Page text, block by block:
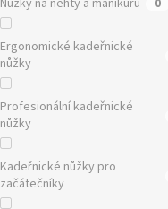
Nůžky na nehty a manikúru 0
Ergonomické kadeřnické
nůžky
Profesionální kadeřnické
nůžky
Kadeřnické nůžky pro
začátečníky